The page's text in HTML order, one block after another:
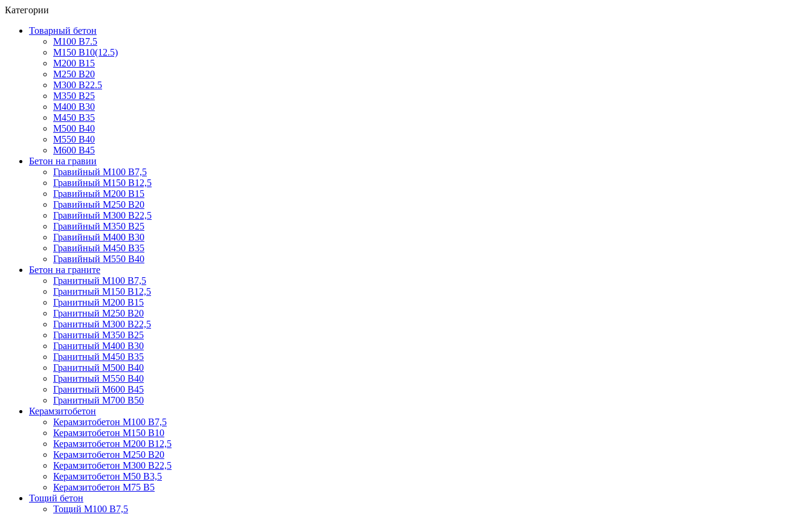
Категории
Товарный бетон
М100 В7.5
М150 В10(12.5)
М200 В15
М250 В20
М300 В22.5
М350 В25
М400 В30
М450 В35
М500 В40
М550 В40
М600 В45
Бетон на гравии
Гравийный М100 В7,5
Гравийный М150 В12,5
Гравийный М200 В15
Гравийный М250 В20
Гравийный М300 В22,5
Гравийный М350 В25
Гравийный М400 В30
Гравийный М450 В35
Гравийный М550 В40
Бетон на граните
Гранитный М100 В7,5
Гранитный М150 В12,5
Гранитный М200 В15
Гранитный М250 В20
Гранитный М300 В22,5
Гранитный М350 В25
Гранитный М400 В30
Гранитный М450 В35
Гранитный М500 В40
Гранитный М550 В40
Гранитный М600 В45
Гранитный М700 В50
Керамзитобетон
Керамзитобетон М100 В7,5
Керамзитобетон М150 В10
Керамзитобетон М200 В12,5
Керамзитобетон М250 В20
Керамзитобетон М300 В22,5
Керамзитобетон М50 В3,5
Керамзитобетон М75 В5
Тощий бетон
Тощий М100 В7,5